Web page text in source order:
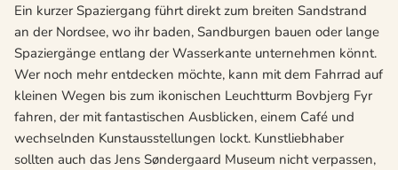
Ein kurzer Spaziergang führt direkt zum breiten Sandstrand
an der Nordsee, wo ihr baden, Sandburgen bauen oder lange
Spaziergänge entlang der Wasserkante unternehmen könnt.
Wer noch mehr entdecken möchte, kann mit dem Fahrrad auf
kleinen Wegen bis zum ikonischen Leuchtturm Bovbjerg Fyr
fahren, der mit fantastischen Ausblicken, einem Café und
wechselnden Kunstausstellungen lockt. Kunstliebhaber
sollten auch das Jens Søndergaard Museum nicht verpassen,